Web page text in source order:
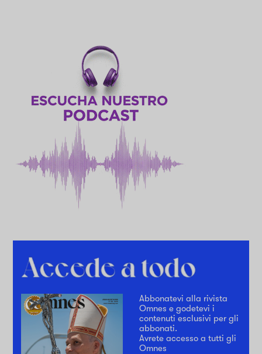
Abbonatevi alla rivista
Omnes e godetevi i
contenuti esclusivi per gli
abbonati.
Avrete accesso a tutti gli
Omnes